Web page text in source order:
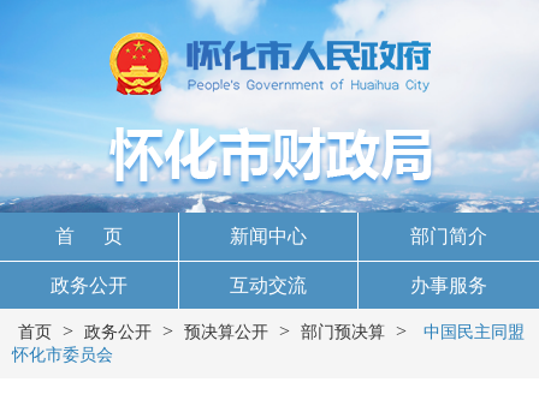
首 页 新闻中心 部门简介
政务公开 互动交流 办事服务
首页 > 政务公开 > 预决算公开 > 部门预决算 >
中国民主同盟
怀化市委员会